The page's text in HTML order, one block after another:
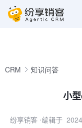
CRM 知识问答
小
纷享销客 ⋅编辑于